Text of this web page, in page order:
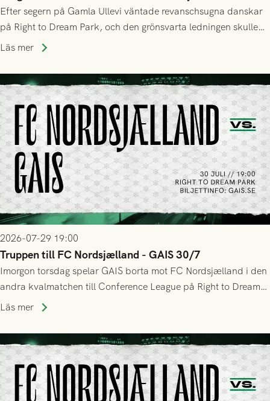
Efter segern på Gamla Ullevi väntade revanschsugna danskar
på Right to Dream Park, och den grönsvarta ledningen skulle
upphöra efter mindre än kvarten spelad. På lika mark visade
tennissiffror och det grönsvarta europaäventyret tog slut.
Läs mer
2026-07-29 19:00
Truppen till FC Nordsjælland - GAIS 30/7
Imorgon torsdag spelar GAIS borta mot FC Nordsjælland i den
andra kvalmatchen till Conference League på Right to Dream
Park! Fredrik Holmberg och ledarstaben har tagit ut följande
Läs mer